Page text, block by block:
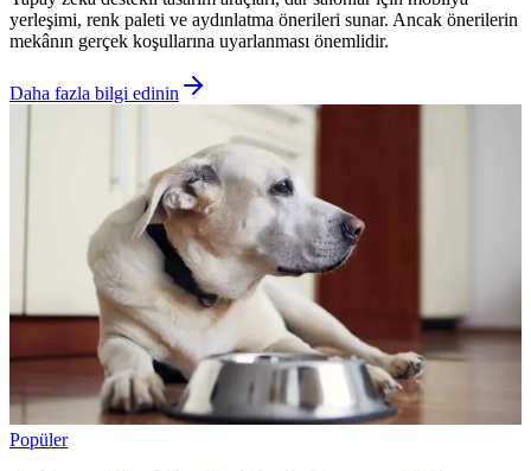
yerleşimi, renk paleti ve aydınlatma önerileri sunar. Ancak önerilerin
mekânın gerçek koşullarına uyarlanması önemlidir.
Daha fazla bilgi edinin
Popüler